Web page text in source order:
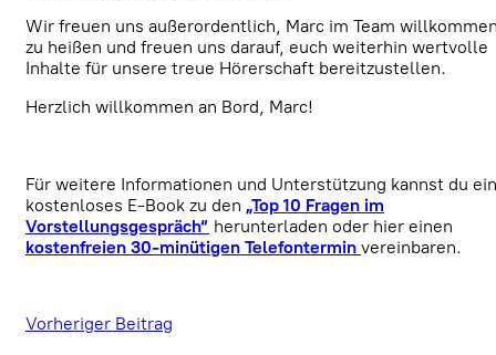
Wir freuen uns außerordentlich, Marc im Team
zu heißen und freuen uns darauf, euch weiterhin wertvolle
Inhalte für unsere treue Hörerschaft bereitzustellen.
Herzlich willkommen an Bord, Marc!
Für weitere Informationen und Unterstützung kannst du ein
kostenloses E-Book zu den „Top 10 Fragen im
Vorstellungsgespräch“ herunterladen oder hier einen
kostenfreien 30-minütigen Telefontermin vereinbaren.
Vorheriger Beitrag